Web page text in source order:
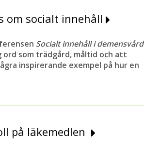
om socialt innehåll
Socialt innehåll i demensvård
ord som trädgård, måltid och att
inspirerande exempel på hur en
på läkemedlen